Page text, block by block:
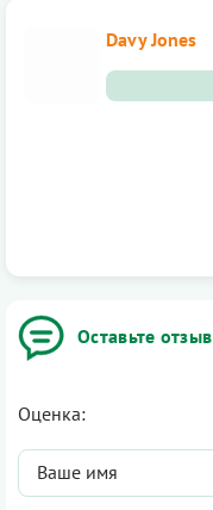
Оставьте отзыв
Оценка:
Davy Jones